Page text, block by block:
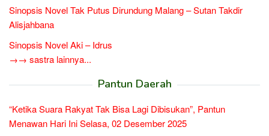
Sinopsis Novel Tak Putus Dirundung Malang – Sutan Takdir
Alisjahbana
Sinopsis Novel Aki – Idrus
→→ sastra lainnya...
Pantun Daerah
“Ketika Suara Rakyat Tak Bisa Lagi Dibisukan”, Pantun
Menawan Hari Ini Selasa, 02 Desember 2025